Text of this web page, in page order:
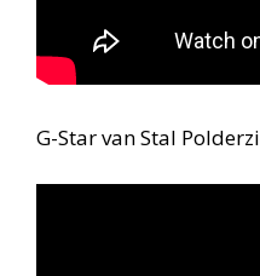
G-Star van Stal